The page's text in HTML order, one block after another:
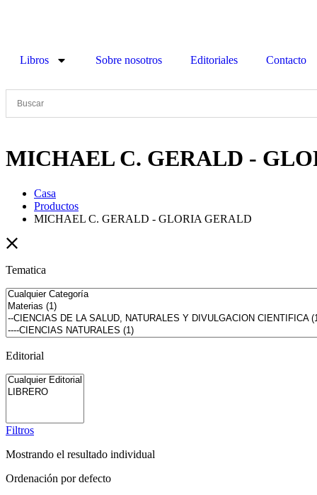
Libros Sobre nosotros Editoriales Contacto
MICHAEL C. GERALD -
Casa
Productos
MICHAEL C. GERALD - GLORIA GERALD
Tematica
Editorial
Filtros
Mostrando el resultado individual
Ordenación por defecto